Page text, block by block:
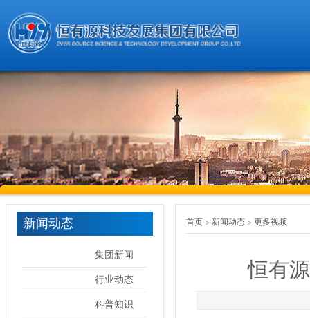
新闻动态
集团新闻
行业动态
科普知识
首页 新闻动态 更多视频
恒有